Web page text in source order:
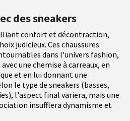
des sneakers
confort et décontraction,
judicieux. Ces chaussures
dans l'univers fashion,
une chemise à carreaux, en
et en lui donnant une
le type de sneakers (basses,
l'aspect final variera, mais une
insufflera dynamisme et